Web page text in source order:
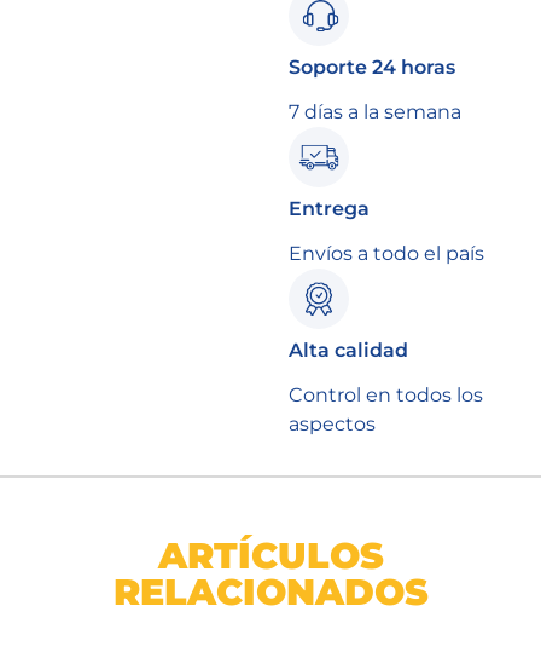
Soporte 24 horas
7 días a la semana
Entrega
Envíos a todo el país
Alta calidad
Control en todos los
aspectos
ARTÍCULOS
RELACIONADOS